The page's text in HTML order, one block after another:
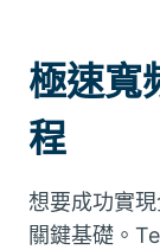
極速寬
程
想要成功實
關鍵基礎。